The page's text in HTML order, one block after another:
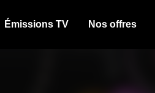
Émissions TV Nos offres